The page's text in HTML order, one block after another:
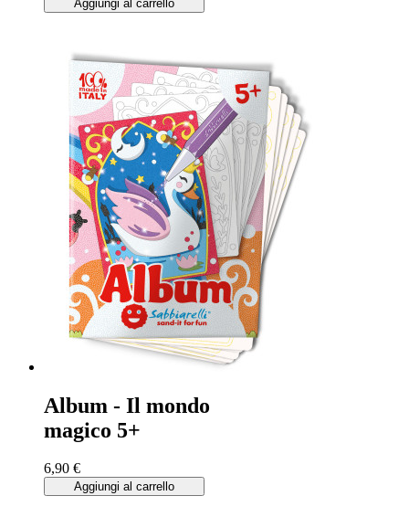
Aggiungi al carrello
Album - Il mondo
magico 5+
6,90 €
Aggiungi al carrello